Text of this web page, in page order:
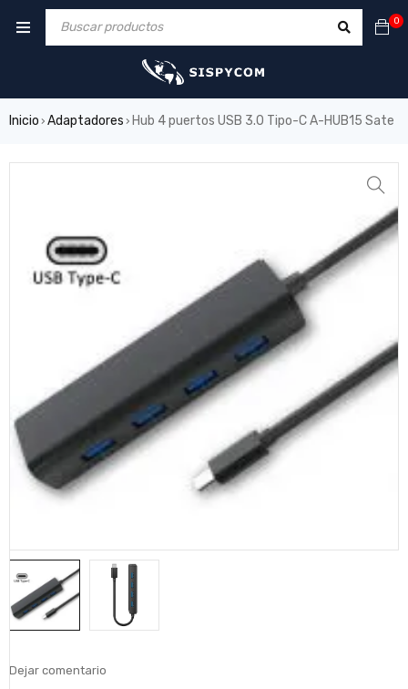
0
Inicio › Adaptadores › Hub 4 puertos USB 3.0 Tipo-C A-HUB15 Sate
Dejar comentario